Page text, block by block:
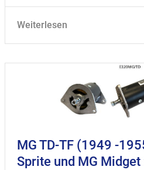
Weiterlesen
MG TD-TF (1949 -
Sprite und MG